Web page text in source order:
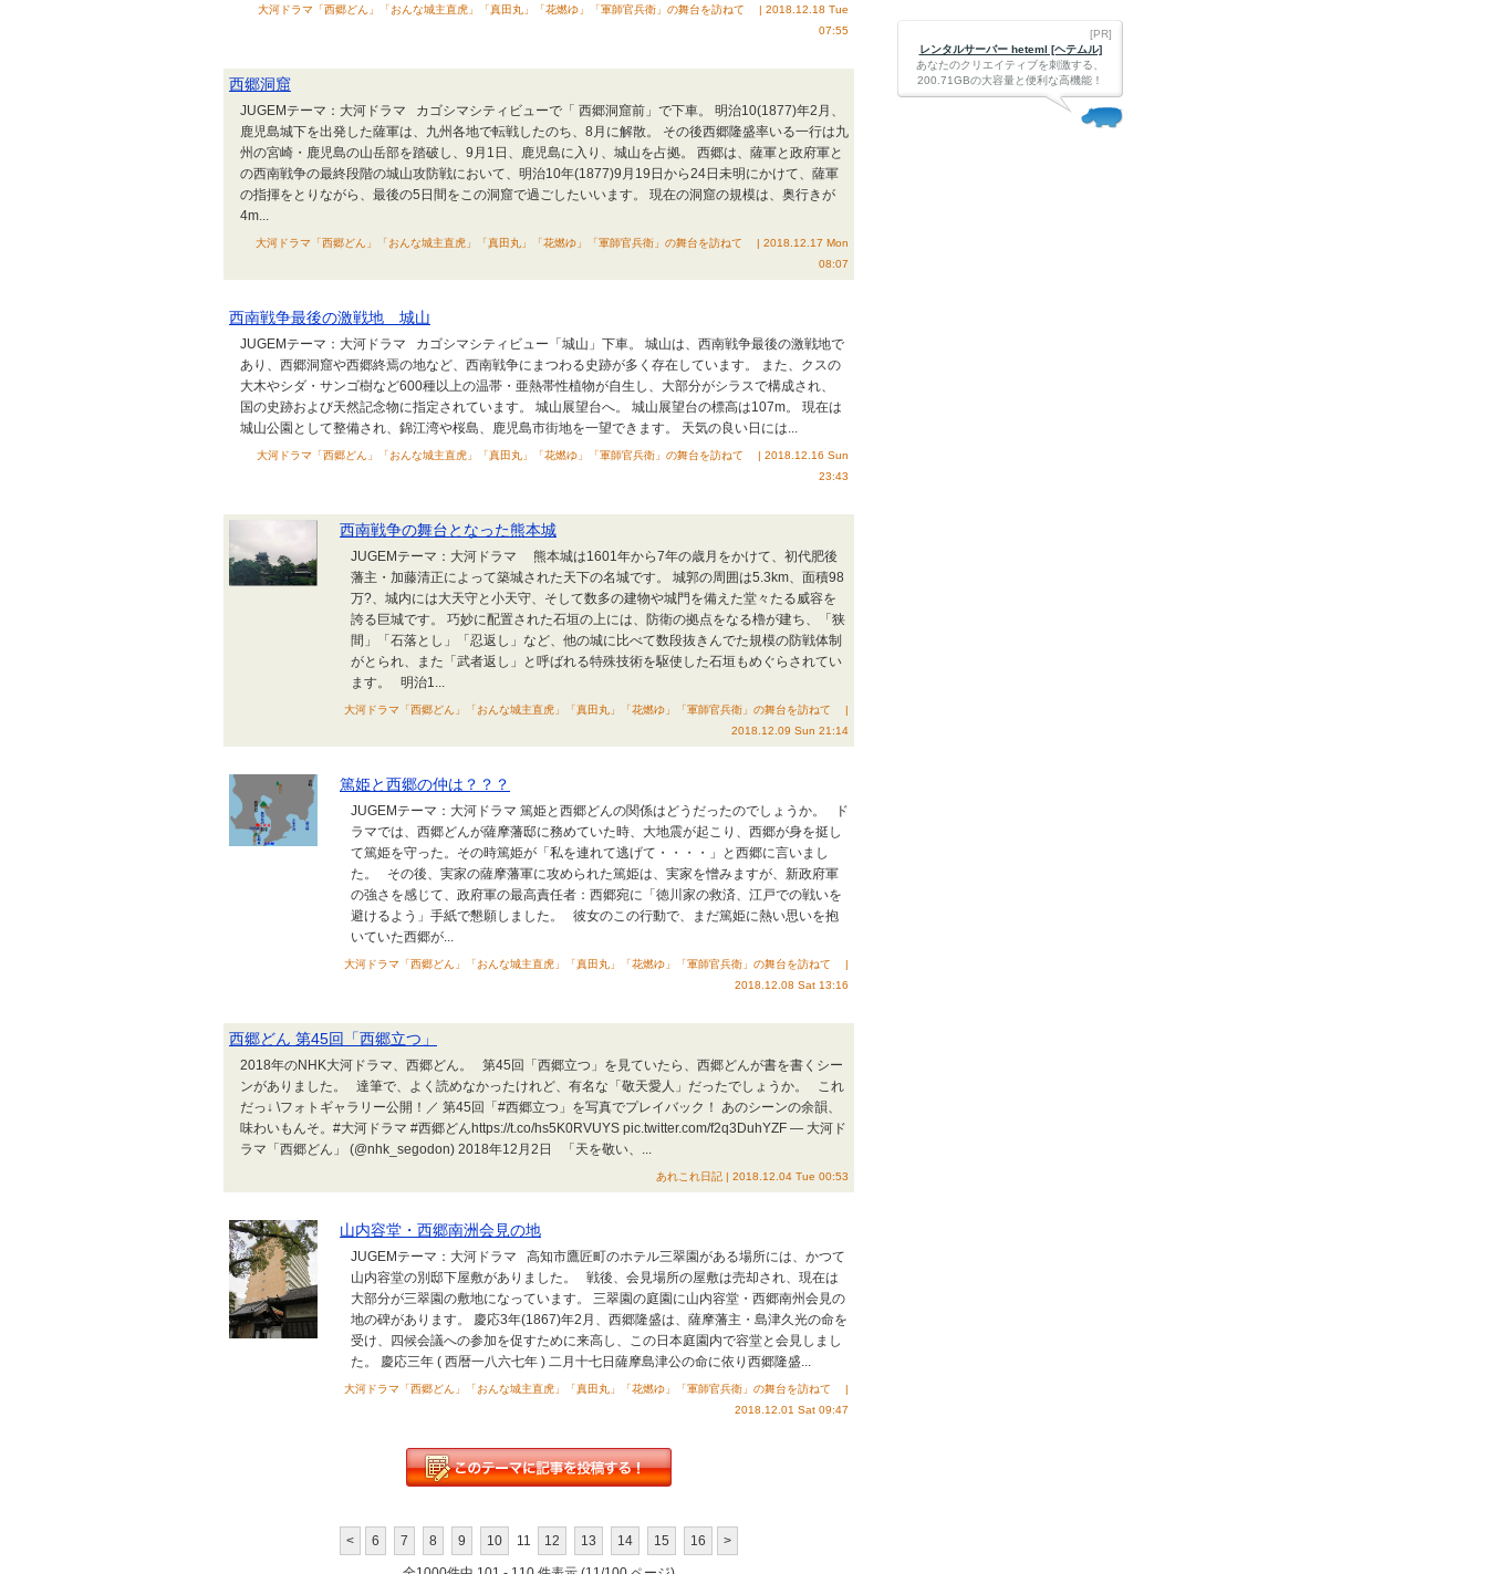
大河ドラマ「西郷どん」「おんな城主直虎」「真田丸」「花燃ゆ」「軍師官兵衛」の舞台を訪ねて | 2018.12.18 Tue
07:55
西郷洞窟
JUGEMテーマ：大河ドラマ カゴシマシティビューで「 西郷洞窟前」で下車。 明治10(1877)年2月、
鹿児島城下を出発した薩軍は、九州各地で転戦したのち、8月に解散。 その後西郷隆盛率いる一行は九
州の宮崎・鹿児島の山岳部を踏破し、9月1日、鹿児島に入り、城山を占拠。 西郷は、薩軍と政府軍と
の西南戦争の最終段階の城山攻防戦において、明治10年(1877)9月19日から24日未明にかけて、薩軍
の指揮をとりながら、最後の5日間をこの洞窟で過ごしたいいます。 現在の洞窟の規模は、奥行きが
4m...
大河ドラマ「西郷どん」「おんな城主直虎」「真田丸」「花燃ゆ」「軍師官兵衛」の舞台を訪ねて | 2018.12.17 Mon
08:07
西南戦争最後の激戦地 城山
JUGEMテーマ：大河ドラマ カゴシマシティビュー「城山」下車。 城山は、西南戦争最後の激戦地で
あり、西郷洞窟や西郷終焉の地など、西南戦争にまつわる史跡が多く存在しています。 また、クスの
大木やシダ・サンゴ樹など600種以上の温帯・亜熱帯性植物が自生し、大部分がシラスで構成され、
国の史跡および天然記念物に指定されています。 城山展望台へ。 城山展望台の標高は107m。 現在は
城山公園として整備され、錦江湾や桜島、鹿児島市街地を一望できます。 天気の良い日には...
大河ドラマ「西郷どん」「おんな城主直虎」「真田丸」「花燃ゆ」「軍師官兵衛」の舞台を訪ねて | 2018.12.16 Sun
23:43
西南戦争の舞台となった熊本城
JUGEMテーマ：大河ドラマ 熊本城は1601年から7年の歳月をかけて、初代肥後
藩主・加藤清正によって築城された天下の名城です。 城郭の周囲は5.3km、面積98
万?、城内には大天守と小天守、そして数多の建物や城門を備えた堂々たる威容を
誇る巨城です。 巧妙に配置された石垣の上には、防衛の拠点をなる櫓が建ち、「狭
間」「石落とし」「忍返し」など、他の城に比べて数段抜きんでた規模の防戦体制
がとられ、また「武者返し」と呼ばれる特殊技術を駆使した石垣もめぐらされてい
ます。 明治1...
大河ドラマ「西郷どん」「おんな城主直虎」「真田丸」「花燃ゆ」「軍師官兵衛」の舞台を訪ねて |
2018.12.09 Sun 21:14
篤姫と西郷の仲は？？？
JUGEMテーマ：大河ドラマ 篤姫と西郷どんの関係はどうだったのでしょうか。 ド
ラマでは、西郷どんが薩摩藩邸に務めていた時、大地震が起こり、西郷が身を挺し
て篤姫を守った。その時篤姫が「私を連れて逃げて・・・・」と西郷に言いまし
た。 その後、実家の薩摩藩軍に攻められた篤姫は、実家を憎みますが、新政府軍
の強さを感じて、政府軍の最高責任者：西郷宛に「徳川家の救済、江戸での戦いを
避けるよう」手紙で懇願しました。 彼女のこの行動で、まだ篤姫に熱い思いを抱
いていた西郷が...
大河ドラマ「西郷どん」「おんな城主直虎」「真田丸」「花燃ゆ」「軍師官兵衛」の舞台を訪ねて |
2018.12.08 Sat 13:16
西郷どん 第45回「西郷立つ」
2018年のNHK大河ドラマ、西郷どん。 第45回「西郷立つ」を見ていたら、西郷どんが書を書くシー
ンがありました。 達筆で、よく読めなかったけれど、有名な「敬天愛人」だったでしょうか。 これ
だっ↓ \フォトギャラリー公開！／ 第45回「#西郷立つ」を写真でプレイバック！ あのシーンの余韻、
味わいもんそ。#大河ドラマ #西郷どんhttps://t.co/hs5K0RVUYS pic.twitter.com/f2q3DuhYZF — 大河ド
ラマ「西郷どん」 (@nhk_segodon) 2018年12月2日 「天を敬い、...
あれこれ日記 | 2018.12.04 Tue 00:53
山内容堂・西郷南洲会見の地
JUGEMテーマ：大河ドラマ 高知市鷹匠町のホテル三翠園がある場所には、かつて
山内容堂の別邸下屋敷がありました。 戦後、会見場所の屋敷は売却され、現在は
大部分が三翠園の敷地になっています。 三翠園の庭園に山内容堂・西郷南州会見の
地の碑があります。 慶応3年(1867)年2月、西郷隆盛は、薩摩藩主・島津久光の命を
受け、四候会議への参加を促すために来高し、この日本庭園内で容堂と会見しまし
た。 慶応三年 ( 西暦一八六七年 ) 二月十七日薩摩島津公の命に依り西郷隆盛...
大河ドラマ「西郷どん」「おんな城主直虎」「真田丸」「花燃ゆ」「軍師官兵衛」の舞台を訪ねて |
2018.12.01 Sat 09:47
< 6 7 8 9 10 11 12 13 14 15 16 >
[PR]
レンタルサーバー heteml [ヘテムル]
あなたのクリエイティブを刺激する、
200.71GBの大容量と便利な高機能！